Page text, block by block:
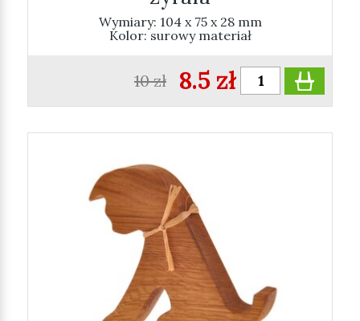
Wymiary: 104 x 75 x 28 mm
Kolor: surowy materiał
10 zł 8.5 zł